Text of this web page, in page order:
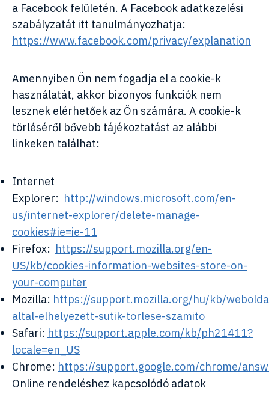
a Facebook felületén. A Facebook adatkezelési
szabályzatát itt tanulmányozhatja:
https://www.facebook.com/privacy/explanation
Amennyiben Ön nem fogadja el a cookie-k
használatát, akkor bizonyos funkciók nem
lesznek elérhetőek az Ön számára. A cookie-k
törléséről bővebb tájékoztatást az alábbi
linkeken találhat:
Internet
Explorer: http://windows.microsoft.com/en-
us/internet-explorer/delete-manage-
cookies#ie=ie-11
Firefox: https://support.mozilla.org/en-
US/kb/cookies-information-websites-store-on-
your-computer
Mozilla: https://support.mozilla.org/hu/kb/
altal-elhelyezett-sutik-torlese-szamito
Safari: https://support.apple.com/kb/ph21411?
locale=en_US
Chrome: https://support.google.com/chrome/
Online rendeléshez kapcsolódó adatok